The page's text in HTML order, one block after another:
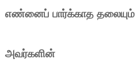
எண்னைப் பார்க்காத தலையும்
அவர்களின்